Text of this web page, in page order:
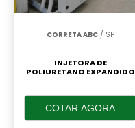
CORRETA ABC/ SP
INJETORA DE
POLIURETANO EXPANDIDO
COTAR AGORA